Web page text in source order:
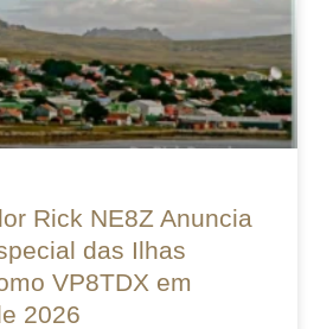
Rick NE8Z Anuncia
das Ilhas
VP8TDX em
2026